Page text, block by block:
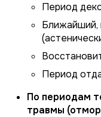
Период
Ближайший,
Период
По периодам
травмы